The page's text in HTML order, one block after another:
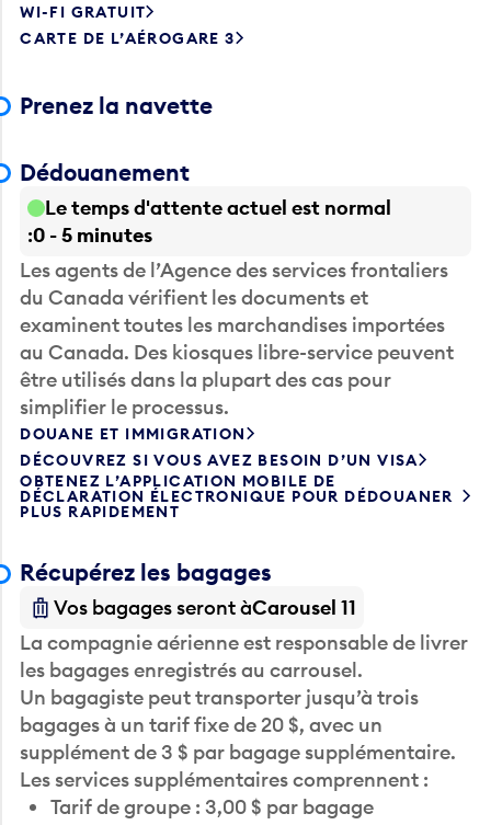
CARTE DE L’AÉROGARE 3
Le temps d'attente actuel est normal
0 - 5 minutes
Les agents de l’Agence des services frontaliers
du Canada vérifient les documents et
examinent toutes les marchandises importées
au Canada. Des kiosques libre-service peuvent
être utilisés dans la plupart des cas pour
simplifier le processus.
DOUANE ET IMMIGRATION
DÉCOUVREZ SI VOUS AVEZ BESOIN D’UN VISA
OBTENEZ L’APPLICATION MOBILE DE
DÉCLARATION ÉLECTRONIQUE POUR DÉDOUANER
PLUS RAPIDEMENT
Vos bagages seront àCarousel 11
La compagnie aérienne est responsable de livrer
les bagages enregistrés au carrousel.
Un bagagiste peut transporter jusqu’à trois
bagages à un tarif fixe de 20 $, avec un
supplément de 3 $ par bagage supplémentaire.
Les services supplémentaires comprennent :
Tarif de groupe : 3,00 $ par bagage
Animaux et équipement : Supplément de